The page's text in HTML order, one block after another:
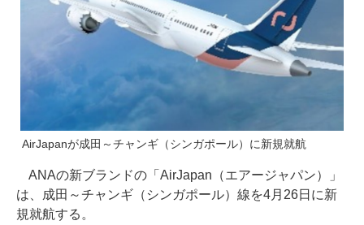
AirJapanが成田～チャンギ（シンガポール）に新規就航
ANAの新ブランドの「AirJapan（エアージャパン）」
は、成田～チャンギ（シンガポール）線を4月26日に新
規就航する。